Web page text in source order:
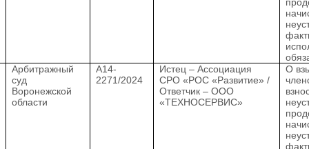
Арбитражный
суд
Воронежской
области
А14-
2271/2024
Истец – Ассоциация
СРО «РОС «Развитие» /
Ответчик – ООО
«ТЕХНОСЕРВИС»
О